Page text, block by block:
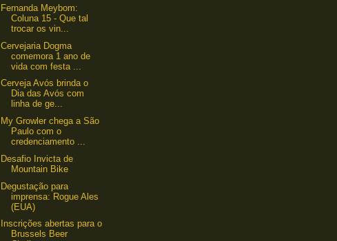
Fernanda Meybom:
Coluna 15 - Que tal
trocar os vin...
Cervejaria Dogma
comemora 1 ano de
vida com festa ...
Cerveja Avós brinda o
Dia das Avós com
linha de ge...
My Growler chega a São
Paulo com o
credenciamento ...
Desafio Invicta de
Mountain Bike
Degustação para
imprensa: Rogue Ales
(EUA)
Inscrições abertas para o
Brussels Beer